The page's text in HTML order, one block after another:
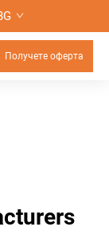
Получете оферта